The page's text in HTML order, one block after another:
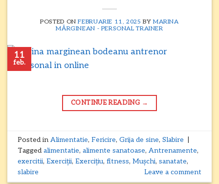
POSTED ONFEBRUARIE 11, 2025 BYMARINA
MĂRGINEAN - PERSONAL TRAINER
11
feb.
CONTINUE READING →
Posted inAlimentatie,Fericire,Grija de sine,Slabire
Taggedalimentatie,alimente sanatoase,Antrenamente,
exercitii,Exerciții,Exercițiu,fitness,Mușchi,sanatate,
slabire
Leave a comment